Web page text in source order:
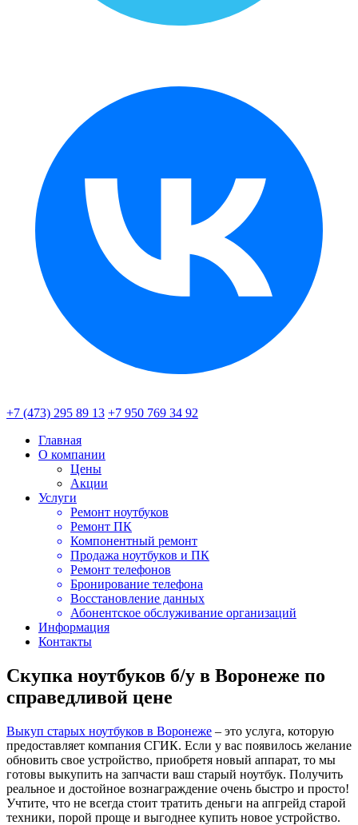
+7 (473) 295 89 13 +7 950 769 34 92
Главная
О компании
Цены
Акции
Услуги
Ремонт ноутбуков
Ремонт ПК
Компонентный ремонт
Продажа ноутбуков и ПК
Ремонт телефонов
Бронирование телефона
Восстановление данных
Абонентское обслуживание организаций
Информация
Контакты
Скупка ноутбуков б/у в Воронеже по
справедливой цене
Выкуп старых ноутбуков в Воронеже – это услуга, которую
предоставляет компания СГИК. Если у вас появилось желание
обновить свое устройство, приобретя новый аппарат, то мы
готовы выкупить на запчасти ваш старый ноутбук. Получить
реальное и достойное вознаграждение очень быстро и просто!
Учтите, что не всегда стоит тратить деньги на апгрейд старой
техники, порой проще и выгоднее купить новое устройство.